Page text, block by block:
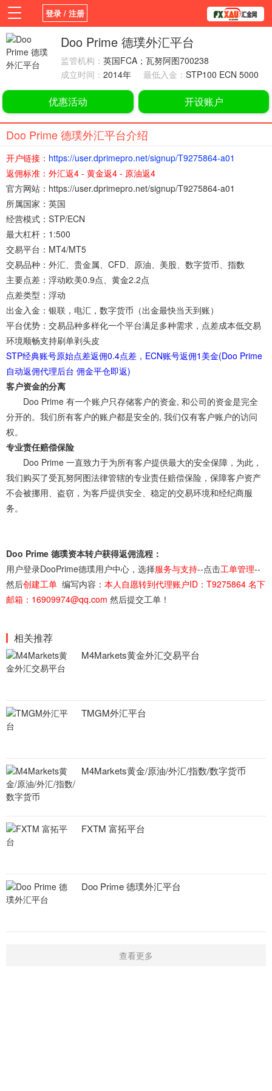
登录 / 注册
首页 新闻 观点 货币
平台
指标EA 书籍 视频
Doo Prime 德璞外汇平台
监管机构： 英国FCA；瓦努阿图700238
成立时间： 2014年 最低入金： STP100 ECN 5000
优惠活动 开设账户
Doo Prime 德璞外汇平台介绍
开户链接： https://user.dprimepro.net/signup/T9275864-a01
返佣标准：外汇返4 - 黄金返4 - 原油返4
官方网站： https://user.dprimepro.net/signup/T9275864-a01
所属国家： 英国
经营模式： STP/ECN
最大杠杆： 1:500
交易平台： MT4/MT5
交易品种： 外汇、贵金属、CFD、原油、美股、数字货币、指数
主要点差： 浮动欧美0.9点、黄金2.2点
点差类型： 浮动
出金入金： 银联，电汇，数字货币（出金最快当天到账）
平台优势： 交易品种多样化一个平台满足多种需求，点差成本低交易
环境顺畅支持刷单剥头皮
STP经典账号原始点差返佣0.4点差，ECN账号返佣1美金(Doo Prime
自动返佣代理后台 佣金平仓即返)
客户资金的分离
Doo Prime 有一个账户只存储客户的资金, 和公司的资金是完全
分开的。我们所有客户的账户都是安全的, 我们仅有客户账户的访问
权。
专业责任赔偿保险
Doo Prime 一直致力于为所有客户提供最大的安全保障，为此，
我们购买了受瓦努阿图法律管辖的专业责任赔偿保险，保障客户资产
不会被挪用、盗窃，为客戶提供安全、稳定的交易环境和经纪商服
务。
Doo Prime 德璞资本转户获得返佣流程：
用户登录DooPrime德璞用户中心，选择服务与支持--点击工单管理--
然后创建工单 编写内容： 本人自愿转到代理账户ID：T9275864 名下
邮箱：16909974@qq.com 然后提交工单！
相关推荐
M4Markets黄金外汇交易平台
TMGM外汇平台
M4Markets黄金/原油/外汇/指数/数字货币
FXTM 富拓平台
Doo Prime 德璞外汇平台
查看更多